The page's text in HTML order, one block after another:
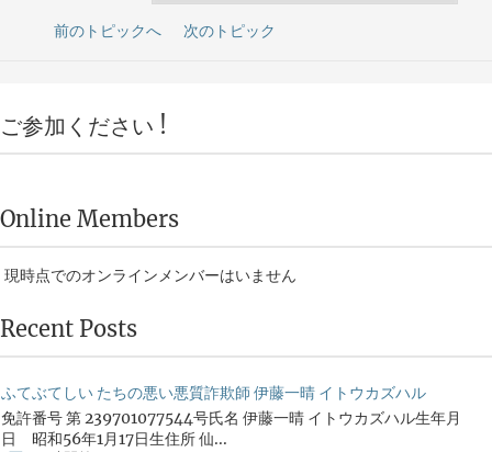
前のトピックへ 次のトピック
ご参加ください !
Online Members
現時点でのオンラインメンバーはいません
Recent Posts
ふてぶてしい たちの悪い悪質詐欺師 伊藤一晴 イトウカズハル
免許番号 第 239701077544号氏名 伊藤一晴 イトウカズハル生年月
日 昭和56年1月17日生住所 仙...